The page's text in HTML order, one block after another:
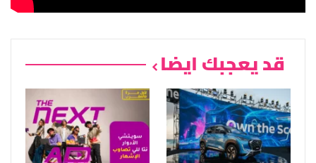
قد يعجبك ايضا